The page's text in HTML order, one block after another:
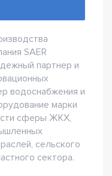
SAER
партнер и
водоснабжения и
марки
сферы ЖКХ,
сельского
сектора.